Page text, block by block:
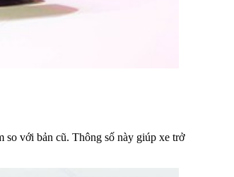
so với bản cũ. Thông số này giúp xe trở